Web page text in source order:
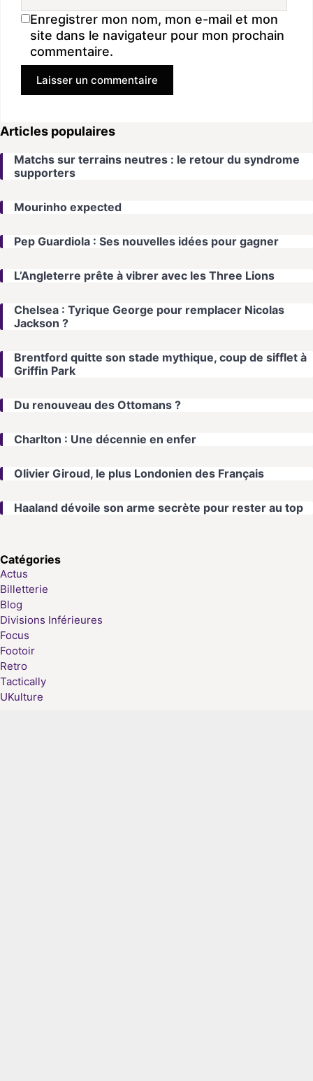
Enregistrer mon nom, mon e-mail et mon
site dans le navigateur pour mon prochain
commentaire.
Articles populaires
Matchs sur terrains neutres : le retour du syndrome
supporters
Mourinho expected
Pep Guardiola : Ses nouvelles idées pour gagner
L’Angleterre prête à vibrer avec les Three Lions
Chelsea : Tyrique George pour remplacer Nicolas
Jackson ?
Brentford quitte son stade mythique, coup de sifflet à
Griffin Park
Du renouveau des Ottomans ?
Charlton : Une décennie en enfer
Olivier Giroud, le plus Londonien des Français
Haaland dévoile son arme secrète pour rester au top
Catégories
Actus
Billetterie
Blog
Divisions Inférieures
Focus
Footoir
Retro
Tactically
UKulture